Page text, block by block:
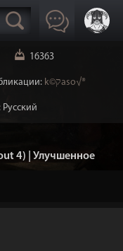
16363
k©קaso√®
4) | Улучшенное